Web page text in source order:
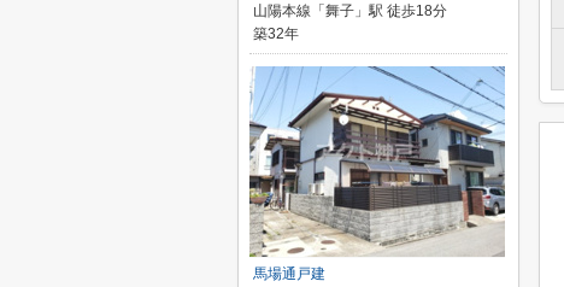
山陽本線「舞子」駅 徒歩18分
築32年
馬場通戸建